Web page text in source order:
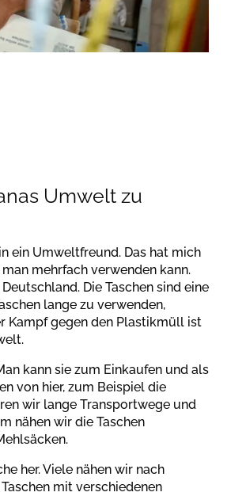
Umwelt zu
ein Umweltfreund. Das hat mich
mehrfach verwenden kann.
Die Taschen sind eine
lange zu verwenden,
Kampf gegen den Plastikmüll ist
kann sie zum Einkaufen und als
von hier, zum Beispiel die
wir lange Transportwege und
nähen wir die Taschen
her. Viele nähen wir nach
mit verschiedenen